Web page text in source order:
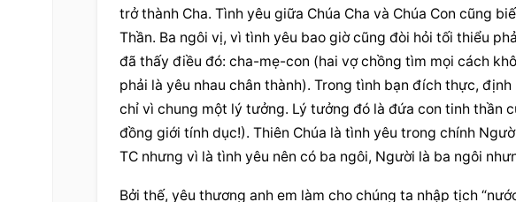
trở thành Cha. Tình yêu giữa Chúa Cha và Chúa Con cũng
Thần. Ba ngôi vị, vì tình yêu bao giờ cũng đòi hỏi tối thiểu
đã thấy điều đó: cha-mẹ-con (hai vợ chồng tìm mọi cách
phải là yêu nhau chân thành). Trong tình bạn đích thực,
chỉ vì chung một lý tưởng. Lý tưởng đó là đứa con tinh thần
đồng giới tính dục!). Thiên Chúa là tình yêu trong chính
TC nhưng vì là tình yêu nên có ba ngôi, Người là ba ngôi
Bởi thế, yêu thương anh em làm cho chúng ta nhập tịch